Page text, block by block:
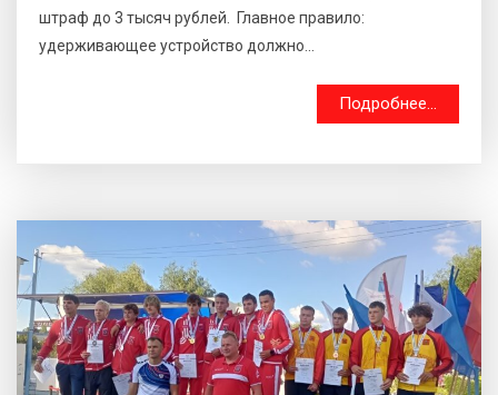
штраф до 3 тысяч рублей. Главное правило:
удерживающее устройство должно...
Подробнее...